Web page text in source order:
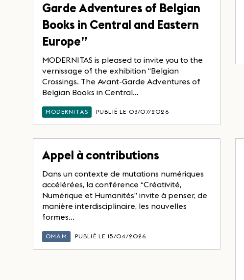
Garde Adventures of Belgian
Books in Central and Eastern
Europe”
MODERNITAS is pleased to invite you to the
vernissage of the exhibition “Belgian
Crossings. The Avant-Garde Adventures of
Belgian Books in Central...
MODERNITAS PUBLIÉ LE 03/07/2026
Appel à contributions
Dans un contexte de mutations numériques
accélérées, la conférence “Créativité,
Numérique et Humanités” invite à penser, de
manière interdisciplinaire, les nouvelles
formes...
OMAM PUBLIÉ LE 15/04/2026